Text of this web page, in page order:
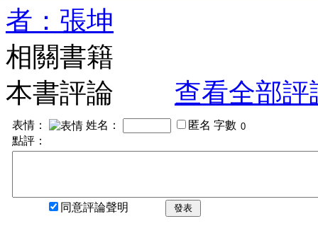
者：張坤
相關書籍
本書評論
查看全部評
表情： 姓名： 匿名 字數
點評：
同意評論聲明 發表